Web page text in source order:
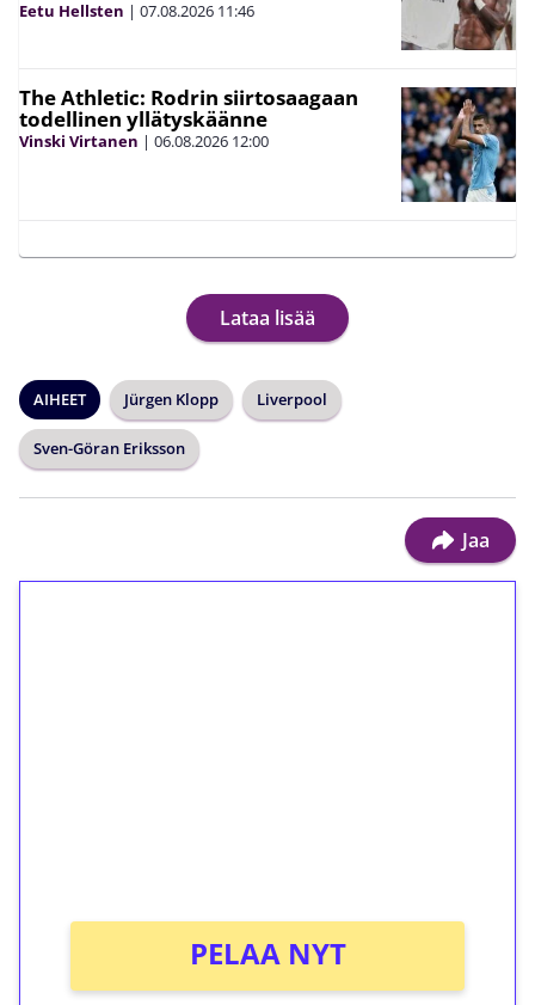
Eetu Hellsten | 07.08.2026 11:46
The Athletic: Rodrin siirtosaagaan
todellinen yllätyskäänne
Vinski Virtanen | 06.08.2026 12:00
Lataa lisää
AIHEET Jürgen Klopp Liverpool
Sven-Göran Eriksson
Jaa
PELAA NYT